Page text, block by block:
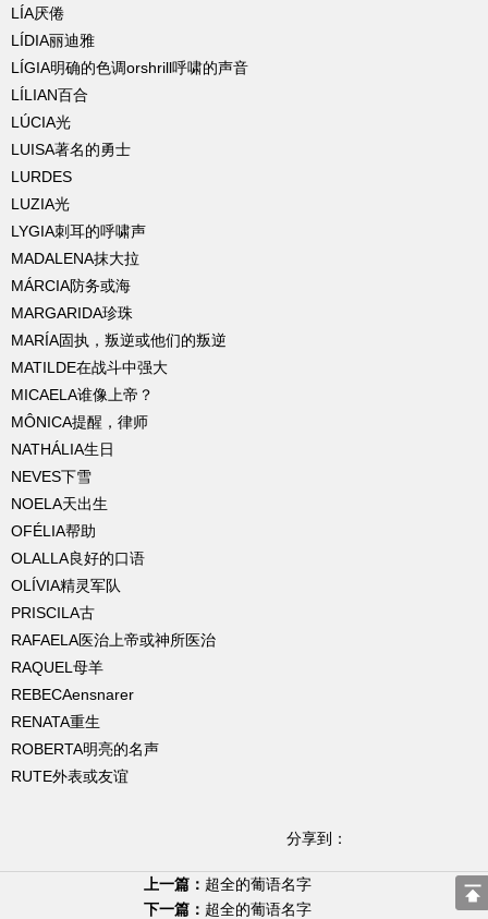
LÍA厌倦
LÍDIA丽迪雅
LÍGIA明确的色调orshrill呼啸的声音
LÍLIAN百合
LÚCIA光
LUISA著名的勇士
LURDES
LUZIA光
LYGIA刺耳的呼啸声
MADALENA抹大拉
MÁRCIA防务或海
MARGARIDA珍珠
MARÍA固执，叛逆或他们的叛逆
MATILDE在战斗中强大
MICAELA谁像上帝？
MÔNICA提醒，律师
NATHÁLIA生日
NEVES下雪
NOELA天出生
OFÉLIA帮助
OLALLA良好的口语
OLÍVIA精灵军队
PRISCILA古
RAFAELA医治上帝或神所医治
RAQUEL母羊
REBECAensnarer
RENATA重生
ROBERTA明亮的名声
RUTE外表或友谊
分享到：
上一篇： 超全的葡语名字
下一篇： 超全的葡语名字